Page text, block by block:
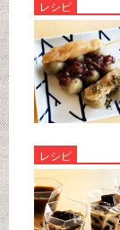
レシピ
レシピ